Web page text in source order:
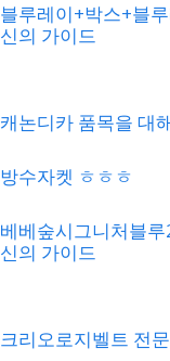
블루레이+박스+블
신의 가이드
캐논디카 품목을 대
방수자켓 ㅎㅎㅎ
베베숲시그니처블
신의 가이드
크리오로지벨트 전